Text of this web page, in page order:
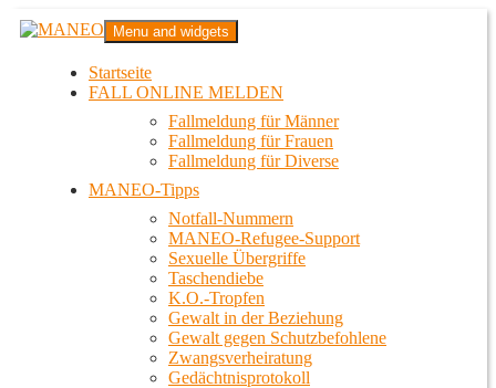
Zum
InhaltMANEO
Das schwule Anti-Gewalt-Projekt in Berlin
Menu and widgets
Startseite
FALL ONLINE MELDEN
Fallmeldung für Männer
Fallmeldung für Frauen
Fallmeldung für Diverse
MANEO-Tipps
Notfall-Nummern
MANEO-Refugee-Support
Sexuelle Übergriffe
Taschendiebe
K.O.-Tropfen
Gewalt in der Beziehung
Gewalt gegen Schutzbefohlene
Zwangsverheiratung
Gedächtnisprotokoll